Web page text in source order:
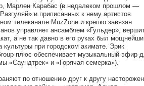
Марлен Карабас (в недалеком прошлом —
и приписанных к нему артистов
телеканале MuzZone и крепко завязан
управляет ансамблем «Гульдер»,
а не так давно в его руках был
при городском акимате. Эрик
плюс обеспечивает музыкальный эфир
«Саундтрек» и «Горячая семерка»).
по отношению друг к другу